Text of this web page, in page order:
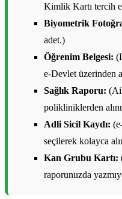
Kimlik Kartı tercih
Biyometrik
adet.)
Öğrenim Belgesi:
e-Devlet üzerinden
Sağlık Raporu:
polikliniklerden
Adli Sicil Kaydı:
seçilerek kolayca
Kan Grubu Kartı:
raporunuzda